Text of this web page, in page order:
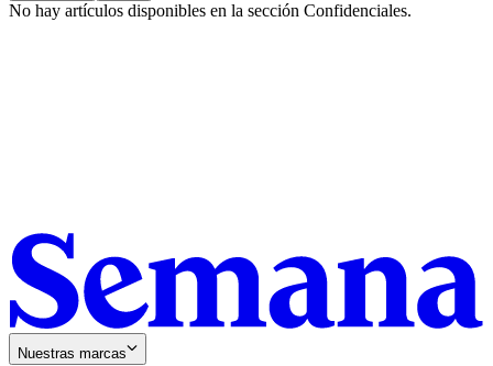
No hay artículos disponibles en la sección Confidenciales.
Nuestras marcas